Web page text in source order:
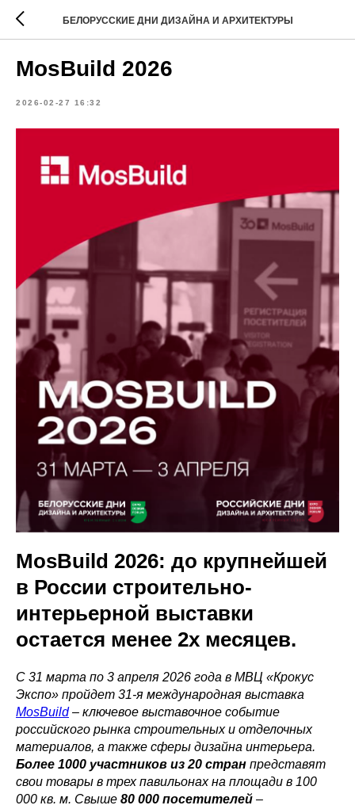
БЕЛОРУССКИЕ ДНИ ДИЗАЙНА И АРХИТЕКТУРЫ
MosBuild 2026
2026-02-27 16:32
MosBuild 2026: до крупнейшей
в России строительно-
интерьерной выставки
остается менее 2х месяцев.
С 31 марта по 3 апреля 2026 года в МВЦ «Крокус
Экспо» пройдет 31-я международная выставка
MosBuild– ключевое выставочное событие
российского рынка строительных и отделочных
материалов, а также сферы дизайна интерьера.
Более 1000 участников из 20 стран представят
свои товары в трех павильонах на площади в 100
000 кв. м. Свыше 80 000 посетителей –